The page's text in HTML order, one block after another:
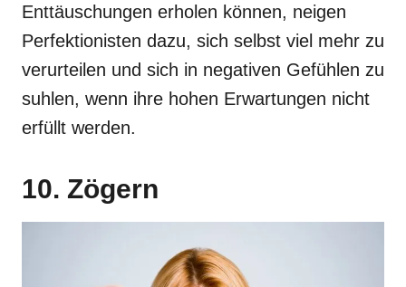
Enttäuschungen erholen können, neigen
Perfektionisten dazu, sich selbst viel mehr zu
verurteilen und sich in negativen Gefühlen zu
suhlen, wenn ihre hohen Erwartungen nicht
erfüllt werden.
10. Zögern